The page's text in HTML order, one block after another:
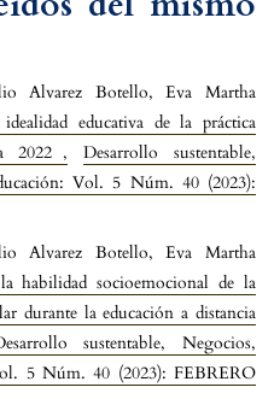
Alvarez Botello, Eva Martha
educativa de la práctica
2022,Desarrollo sustentable,
Vol. 5 Núm. 40 (2023):
Alvarez Botello, Eva Martha
habilidad socioemocional de la
durante la educación a distancia
sustentable, Negocios,
5 Núm. 40 (2023): FEBRERO